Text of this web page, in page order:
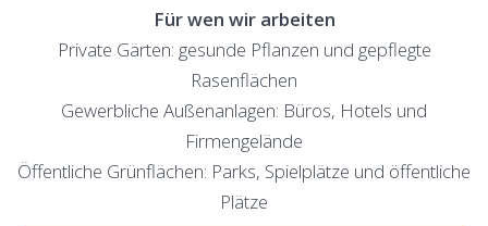
Für wen wir arbeiten
Private Gärten: gesunde Pflanzen und gepflegte
Rasenflächen
Gewerbliche Außenanlagen: Büros, Hotels und
Firmengelände
Öffentliche Grünflächen: Parks, Spielplätze und öffentliche
Plätze